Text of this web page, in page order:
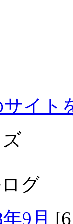
サイト
グ
9月